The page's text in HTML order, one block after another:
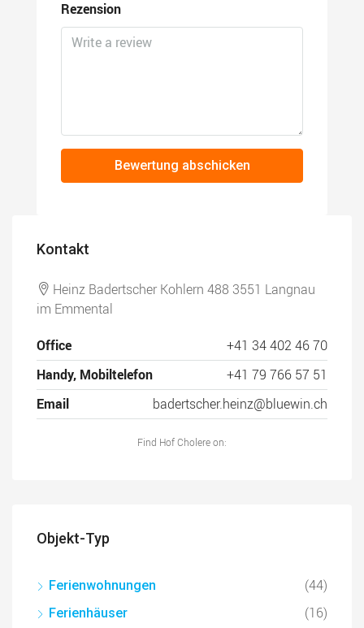
Rezension
Bewertung abschicken
Kontakt
Heinz Badertscher Kohlern 488 3551 Langnau
im Emmental
Office
+41 34 402 46 70
Handy, Mobiltelefon
+41 79 766 57 51
Email
badertscher.heinz@bluewin.ch
Find Hof Cholere on:
Objekt-Typ
Ferienwohnungen (44)
Ferienhäuser (16)